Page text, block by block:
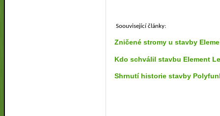
Soouvisející články:
Zničené stromy u stavby
Kdo schválil stavbu Element
Shrnutí historie stavby